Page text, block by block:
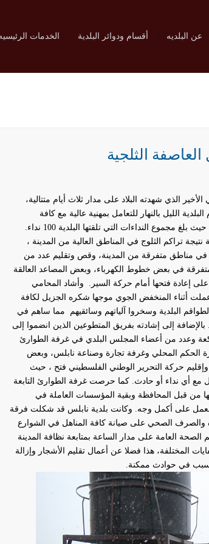
عن البلديه أقسام ودوائر البلدية الخدمات
الذي شهدته البلاد على مدار ثلاث أيام متتالية،
الليل بالنهار للتعامل بمهنية عالية مع كافة
النداءات والمشاكل التي واجهت المواطنين على مدار ثلاث أيام، حيث بلغ مجموع النداءات التي تلقتها البلدية 100 نداء.
تراكم الثلوج في المناطق العالية من المدينة ،
في مناطق متفرقة من المدينة، وقص وتقليم عدد من
في بعض خطوط الكهرباء، وبعض المصاعد العالقة
إعادة فتحها أمام حركة السير.
وأشاد المحامي
أثناء المنخفض الجوي موجها شكره الجزيل لكافة
لطواقم البلدية وسخروا آلياتهم وسائقيهم مما ساهم في
بالإضافة إلى إشادته بفريق المتطوعين الذين انضموا إلى
وعدد من أعضاء المجلس البلدي في غرفة الطوارئ
الحكم المحلي وغرفة تجارة وصناعة نابلس، وبعض
حركة التحرير الوطني الفلسطيني فتح ، حيث
مع أي نداء أو حادث. كما حرصت غرفة الطوارئ التابعة
من قبل المحافظة وبقية المؤسسات العاملة في
العمل على أكمل وجه. وكانت بلدية نابلس قد شكلت فرقة
والصرف الصحي على صيانة كافة المناهل في الشوارع
العامة على مدار الساعة بمتابعة نظافة المدينة
المختلفة، هذا فضلا عن أعمال تقليم الأشجار وإزالة
في حوادث ممكنة.